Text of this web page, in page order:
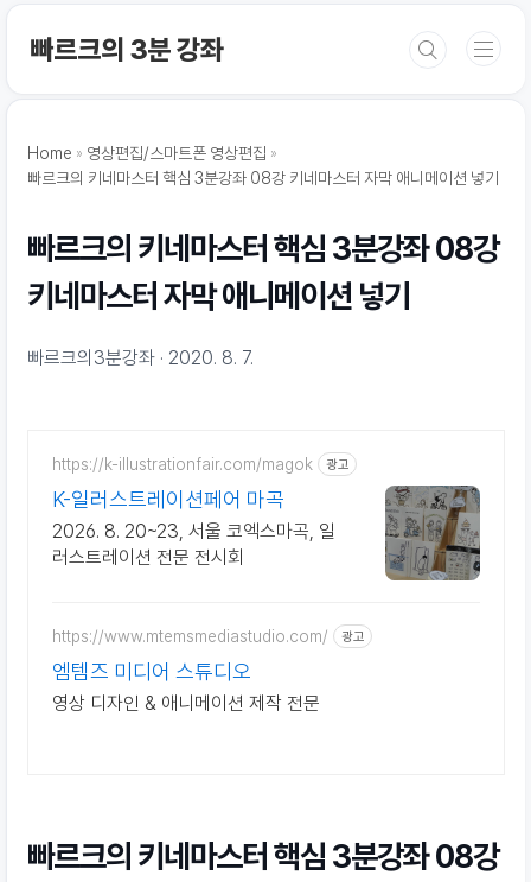
본문 바로가기
빠르크의 3분 강좌
Home
영상편집/스마트폰 영상편집
빠르크의 키네마스터 핵심 3분강좌 08강 키네마스터 자막 애니메이션 넣기
빠르크의 키네마스터 핵심 3분강좌 08강
키네마스터 자막 애니메이션 넣기
빠르크의3분강좌 2020. 8. 7.
https://k-illustrationfair.com/magok 광고
K-일러스트레이션페어 마곡
2026. 8. 20~23, 서울 코엑스마곡, 일
러스트레이션 전문 전시회
https://www.mtemsmediastudio.com/ 광고
엠템즈 미디어 스튜디오
영상 디자인 & 애니메이션 제작 전문
빠르크의 키네마스터 핵심 3분강좌 08강